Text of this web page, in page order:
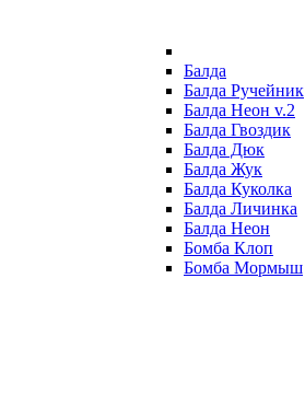
Балда
Балда Ручейник
Балда Неон v.2
Балда Гвоздик
Балда Дюк
Балда Жук
Балда Куколка
Балда Личинка
Балда Неон
Бомба Клоп
Бомба Мормыш